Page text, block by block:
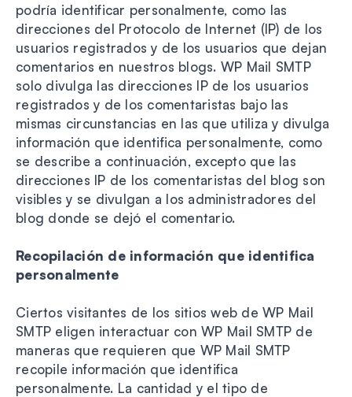
podría identificar personalmente, como las
direcciones del Protocolo de Internet (IP) de los
usuarios registrados y de los usuarios que dejan
comentarios en nuestros blogs. WP Mail SMTP
solo divulga las direcciones IP de los usuarios
registrados y de los comentaristas bajo las
mismas circunstancias en las que utiliza y divulga
información que identifica personalmente, como
se describe a continuación, excepto que las
direcciones IP de los comentaristas del blog son
visibles y se divulgan a los administradores del
blog donde se dejó el comentario.
Recopilación de información que identifica
personalmente
Ciertos visitantes de los sitios web de WP Mail
SMTP eligen interactuar con WP Mail SMTP de
maneras que requieren que WP Mail SMTP
recopile información que identifica
personalmente. La cantidad y el tipo de